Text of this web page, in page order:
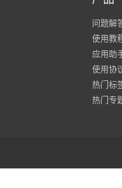
问题解
使用教
应用助
使用协
热门标
热门专